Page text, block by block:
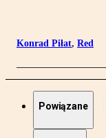
Konrad Piłat, Red
Powiązane